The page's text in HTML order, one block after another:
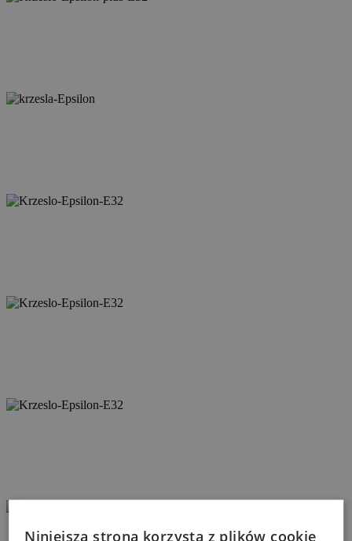
Niniejsza strona korzysta z plików cookie